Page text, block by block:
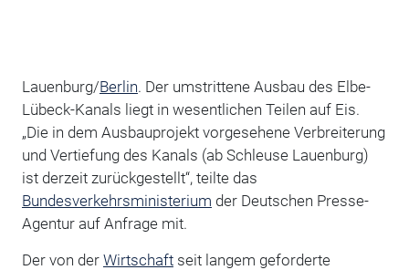
Lauenburg/Berlin. Der umstrittene Ausbau des Elbe-
Lübeck-Kanals liegt in wesentlichen Teilen auf Eis.
„Die in dem Ausbauprojekt vorgesehene Verbreiterung
und Vertiefung des Kanals (ab Schleuse Lauenburg)
ist derzeit zurückgestellt“, teilte das
Bundesverkehrsministerium der Deutschen Presse-
Agentur auf Anfrage mit.
Der von der Wirtschaftseit langem geforderte